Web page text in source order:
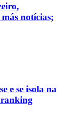
notícias;
e se isola na